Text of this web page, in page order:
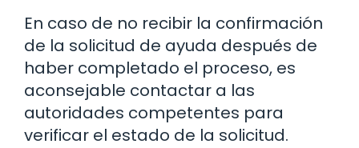
En caso de no recibir la confirmación
de la solicitud de ayuda después de
haber completado el proceso, es
aconsejable contactar a las
autoridades competentes para
verificar el estado de la solicitud.